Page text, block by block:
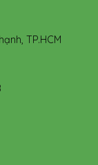
TP.HCM